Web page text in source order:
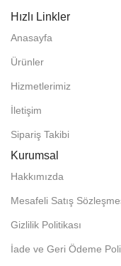
Hızlı Linkler
Anasayfa
Ürünler
Hizmetlerimiz
İletişim
Sipariş Takibi
Kurumsal
Hakkımızda
Mesafeli Satış
Gizlilik Politikası
İade ve Geri Ödeme